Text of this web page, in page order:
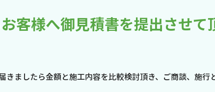
客様へ御見積書を提出させて
きましたら金額と施工内容を比較検討頂き、ご商談、施行